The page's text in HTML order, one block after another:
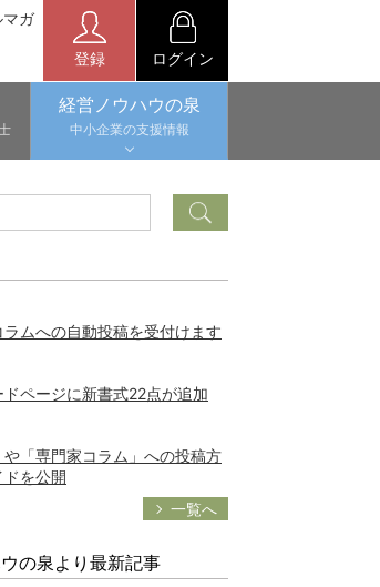
マガ
登録 ログイン
経営ノウハウの泉
中小企業の支援情報
ムへの自動投稿を受付けます
ページに新書式22点が追加
や「専門家コラム」への投稿方
を公開
一覧へ
の泉より最新記事